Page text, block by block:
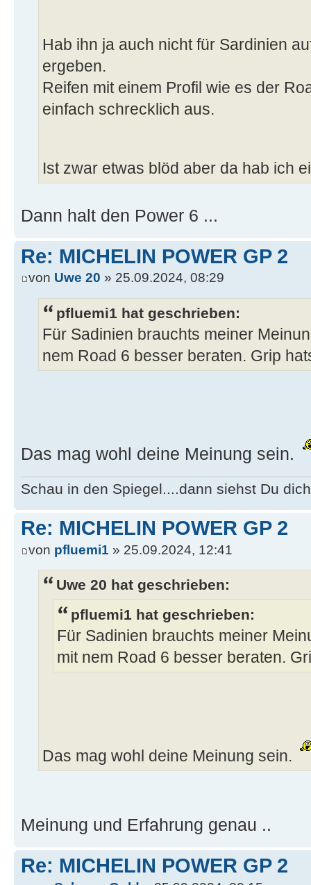
Hab ihn ja auch nicht für Sardinien
ergeben.
Reifen mit einem Profil wie es der
einfach schrecklich aus.
Ist zwar etwas blöd aber da hab ich
Dann halt den Power 6 ...
Re: MICHELIN POWER GP 2
von Uwe 20 » 25.09.2024, 08:29
pfluemi1 hat geschrieben:
Für Sadinien brauchts meiner
nem Road 6 besser beraten. Grip
Das mag wohl deine Meinung sein.
Schau in den Spiegel....dann siehst Du
Re: MICHELIN POWER GP 2
von pfluemi1 » 25.09.2024, 12:41
Uwe 20 hat geschrieben:
pfluemi1 hat geschrieben:
Für Sadinien brauchts meiner
mit nem Road 6 besser beraten.
Das mag wohl deine Meinung sein.
Meinung und Erfahrung genau ..
Re: MICHELIN POWER GP 2